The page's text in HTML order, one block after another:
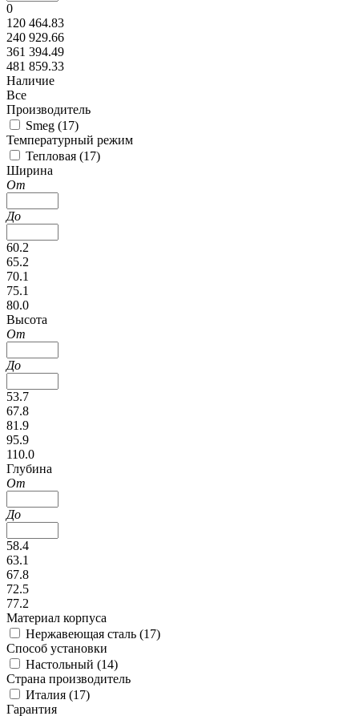
0
120 464.83
240 929.66
361 394.49
481 859.33
Наличие
Все
Производитель
Smeg (17)
Температурный режим
Тепловая (17)
Ширина
От
До
60.2
65.2
70.1
75.1
80.0
Высота
От
До
53.7
67.8
81.9
95.9
110.0
Глубина
От
До
58.4
63.1
67.8
72.5
77.2
Материал корпуса
Нержавеющая сталь (17)
Способ установки
Настольный (14)
Страна производитель
Италия (17)
Гарантия